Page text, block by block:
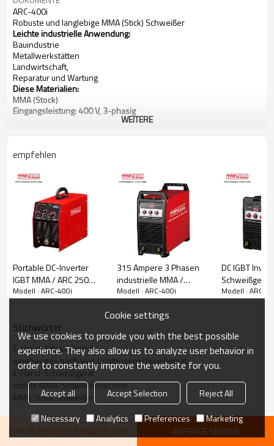
ARC-400i
Robuste und langlebige MMA (Stick) Schweißer
Leichte industrielle Anwendung:
Bauindustrie
Metallwerkstätten
Landwirtschaft,
Reparatur und Wartung
Diese Materialien:
MMA (Stock)
Eingangsleistung: 400 V, 3-phasig
Gewicht: 45 kg
WEITERE
empfehlen
Portable DC-Inverter
IGBT MMA / ARC 250
Ampere Schweißgerät
Modell : ARC-400i
315 Ampere 3 Phasen
industrielle MMA /
Stabschweißmaschine
Modell : ARC-400i
DC IGBT
Schweißgerät
200HD
Modell : ARC-
Stichwörter
E-Hand-Schweißgerät
einphasiges tragbares Lichtbogenschweißgerät
E-Hand-Schweißgerät
stabile MMA-Schweißmaschine
MMA Stock Schweißer
ZUR WUNSCHLISTE HINZUFÜGEN ANFRAGE SENDEN
Cookie settings
We use cookies to provide you with the best possible
experience. They also allow us to analyze user behavior in
order to constantly improve the website for you.
Accept all Accept Selection
Reject All
Necessary
Analytics Preferences Marketing